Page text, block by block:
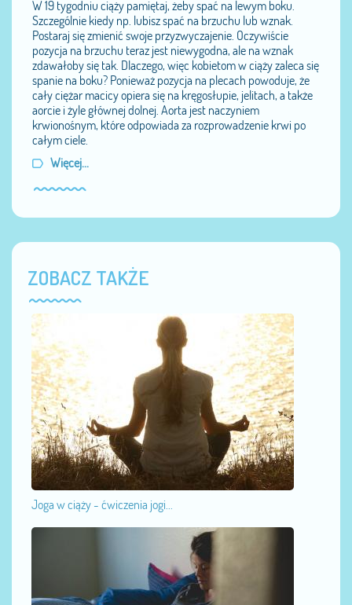
W 19 tygodniu ciąży pamiętaj, żeby spać na lewym boku.
Szczególnie kiedy np. lubisz spać na brzuchu lub wznak.
Postaraj się zmienić swoje przyzwyczajenie. Oczywiście
pozycja na brzuchu teraz jest niewygodna, ale na wznak
zdawałoby się tak. Dlaczego, więc kobietom w ciąży zaleca się
spanie na boku? Ponieważ pozycja na plecach powoduje, że
cały ciężar macicy opiera się na kręgosłupie, jelitach, a także
aorcie i żyle głównej dolnej. Aorta jest naczyniem
krwionośnym, które odpowiada za rozprowadzenie krwi po
całym ciele.
Więcej...
ZOBACZ TAKŻE
Joga w ciąży - ćwiczenia jogi...